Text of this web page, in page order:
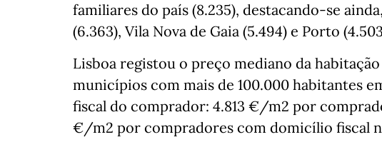
familiares do país (8.235), destacando-se
(6.363), Vila Nova de Gaia (5.494) e Porto
Lisboa registou o preço mediano da
municípios com mais de 100.000 habitantes
fiscal do comprador: 4.813 €/m2 por
€/m2 por compradores com domicílio fiscal